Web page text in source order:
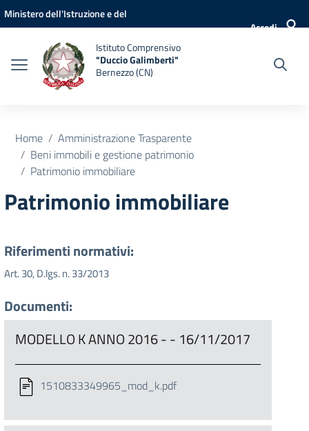
Vai ai contenuti
Vai al menu di navigazione
Vai al footer
Ministero dell'Istruzione e del
Accedi
Istituto Comprensivo
"Duccio Galimberti"
Bernezzo (CN)
Home
Amministrazione Trasparente
Beni immobili e gestione patrimonio
Patrimonio immobiliare
Patrimonio immobiliare
Riferimenti normativi:
Art. 30, D.lgs. n. 33/2013
Documenti:
MODELLO K ANNO 2016 - - 16/11/2017
1510833349965_mod_k.pdf